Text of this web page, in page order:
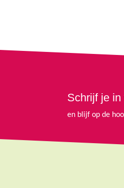
Schrijf je
en blijf op de